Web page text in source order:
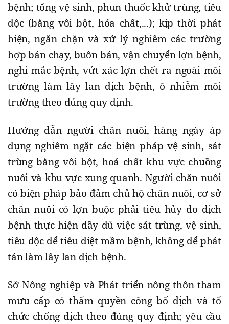
bệnh; tổng vệ sinh, phun thuốc khử trùng, tiêu
độc (bằng vôi bột, hóa chất,...); kịp thời phát
hiện, ngăn chặn và xử lý nghiêm các trường
hợp bán chạy, buôn bán, vận chuyển lợn bệnh,
nghi mắc bệnh, vứt xác lợn chết ra ngoài môi
trường làm lây lan dịch bệnh, ô nhiễm môi
trường theo đúng quy định.
Hướng dẫn người chăn nuôi, hàng ngày áp
dụng nghiêm ngặt các biện pháp vệ sinh, sát
trùng bằng vôi bột, hoá chất khu vực chuồng
nuôi và khu vực xung quanh. Người chăn nuôi
có biện pháp bảo đảm chủ hộ chăn nuôi, cơ sở
chăn nuôi có lợn buộc phải tiêu hủy do dịch
bệnh thực hiện đầy đủ việc sát trùng, vệ sinh,
tiêu độc để tiêu diệt mầm bệnh, không để phát
tán làm lây lan dịch bệnh.
Sở Nông nghiệp và Phát triển nông thôn tham
mưu cấp có thẩm quyền công bố dịch và tổ
chức chống dịch theo đúng quy định; yêu cầu